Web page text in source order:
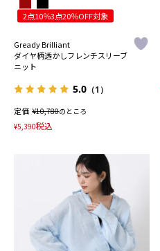
2点10％3点20％OFF対象
Gready Brilliant
ダイヤ柄透かしフレンチスリーブ
ニット
5.0 （1）
定価 ¥10,780のところ
¥5,390税込